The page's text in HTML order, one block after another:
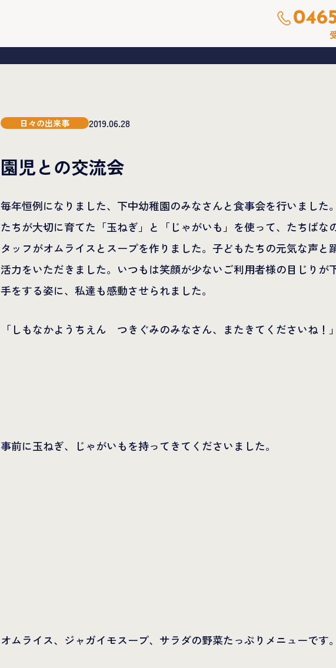
日々の出来事 2019.06.28
園児との交流会
毎年恒例になりました、下中幼稚園のみなさんと食事会を行いました
たちが大切に育てた「玉ねぎ」と「じゃがいも」を使って、たちばな
タッフがオムライスとスープを作りました。子どもたちの元気な声と
活力をいただきました。いつもは笑顔が少ないご利用者様の目じりが
手をする姿に、私達も感動させられました。
「しもなかようちえん つきぐみのみなさん、またきてくださいね！
事前に玉ねぎ、じゃがいもを持ってきてくださいました。
オムライス、ジャガイモスープ、サラダの野菜たっぷりメニューです